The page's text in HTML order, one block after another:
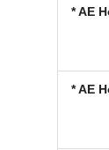
* AE
* AE